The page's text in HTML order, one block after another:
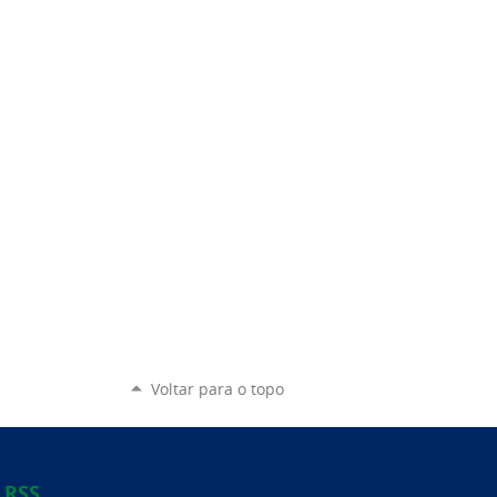
Voltar para o topo